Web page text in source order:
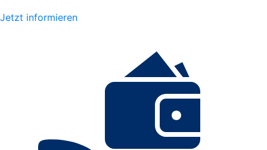
Jetzt informieren